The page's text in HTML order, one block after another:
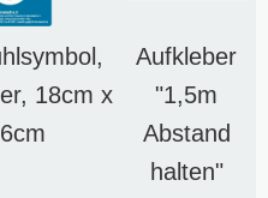
18cm x
Aufkleber
"1,5m
Abstand
halten"